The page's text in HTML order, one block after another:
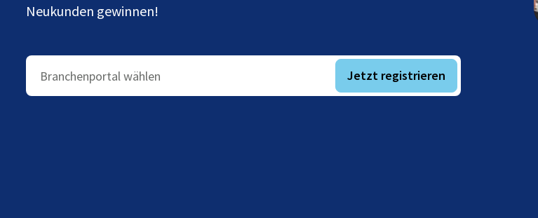
Neukunden gewinnen!
Branchenportal wählen Jetzt registrieren